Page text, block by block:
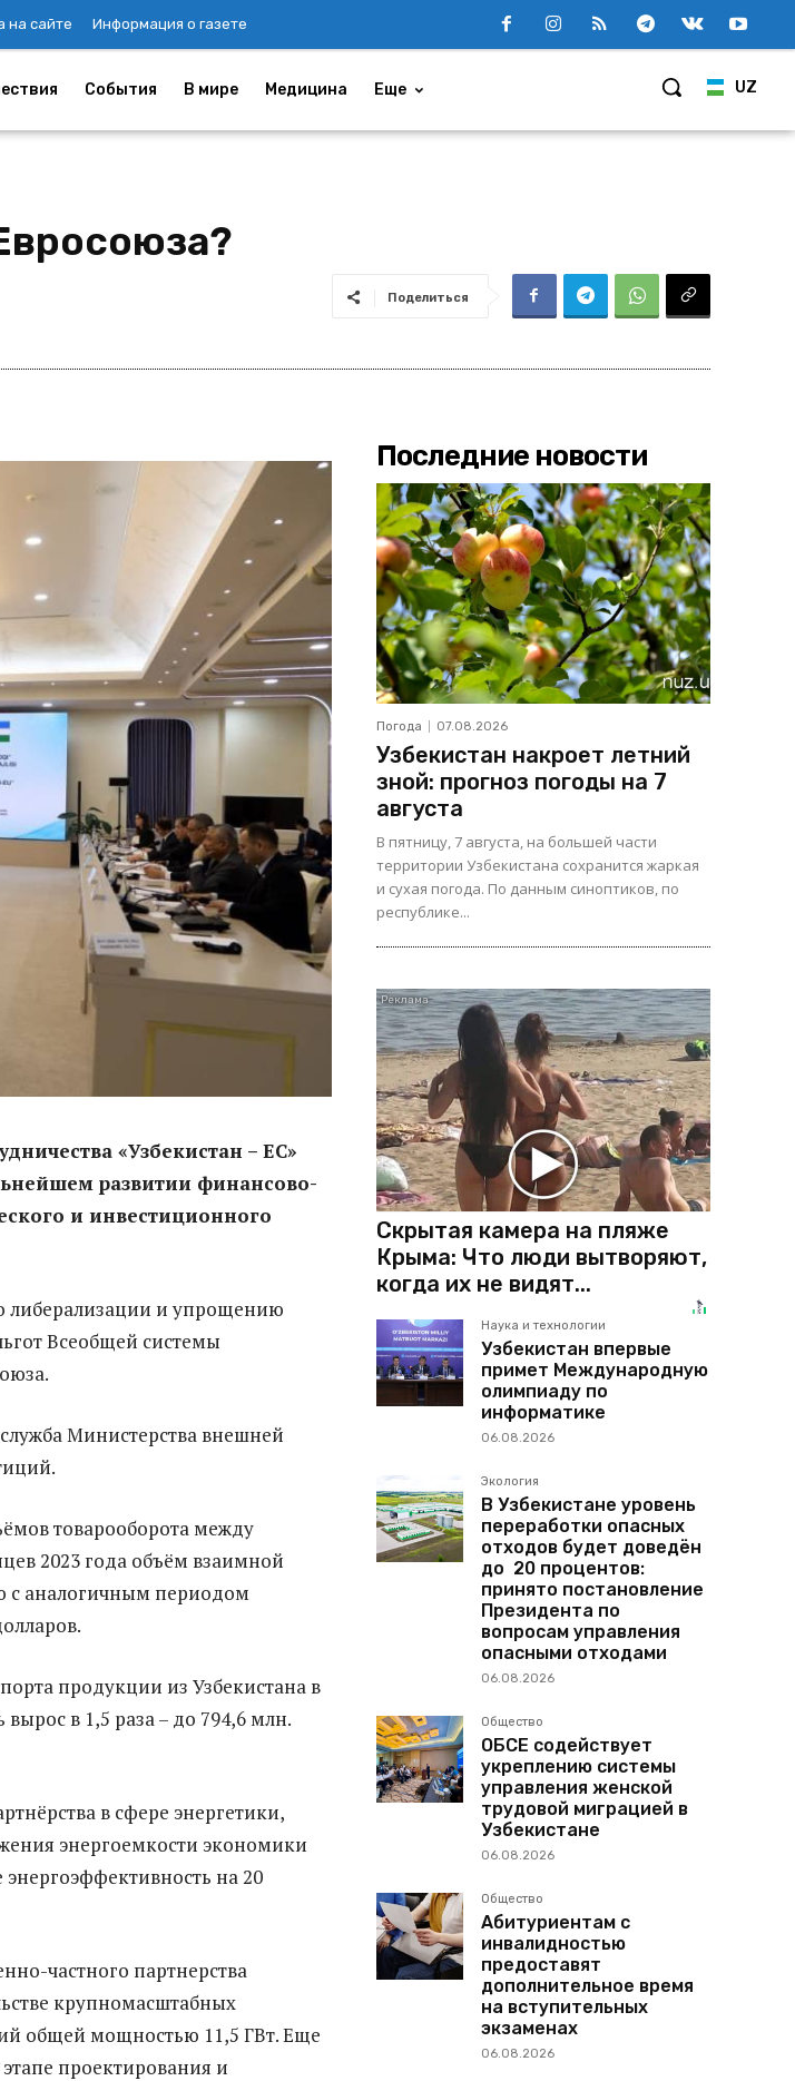
на сайте Информация о газете
UZ
События В мире Медицина Еще
Поделиться
«Узбекистан – ЕС»
развитии финансово-
и инвестиционного
либерализации и упрощению
Всеобщей системы
Министерства внешней
товарооборота между
2023 года объём взаимной
с аналогичным периодом
продукции из Узбекистана в
вырос в 1,5 раза – до 794,6 млн.
в сфере энергетики,
энергоемкости экономики
энергоэффективность на 20
частного партнерства
крупномасштабных
общей мощностью 11,5 ГВт. Еще
проектирования и
Последние новости
Погода 07.08.2026
Узбекистан накроет летний
зной: прогноз погоды на 7
августа
В пятницу, 7 августа, на большей части
территории Узбекистана сохранится жаркая
и сухая погода. По данным синоптиков, по
республике...
Скрытая камера на пляже
Крыма: Что люди вытворяют,
когда их не видят...
Наука и технологии
Узбекистан впервые
примет Международную
олимпиаду по
информатике
06.08.2026
Экология
В Узбекистане уровень
переработки опасных
отходов будет доведён
до 20 процентов:
принято постановление
Президента по
вопросам управления
опасными отходами
06.08.2026
Общество
ОБСЕ содействует
укреплению системы
управления женской
трудовой миграцией в
Узбекистане
06.08.2026
Общество
Абитуриентам с
инвалидностью
предоставят
дополнительное время
на вступительных
экзаменах
06.08.2026